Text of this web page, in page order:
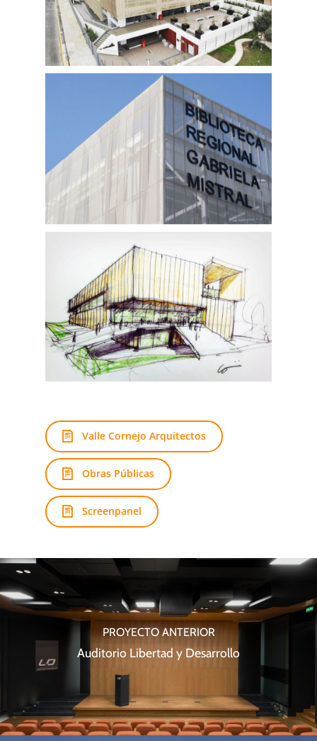
Valle Cornejo Arquitectos
Obras Públicas
Screenpanel
PROYECTO ANTERIOR
Auditorio Libertad y Desarrollo